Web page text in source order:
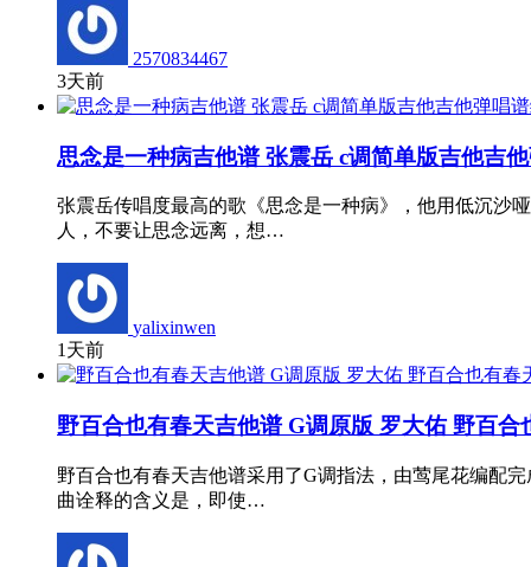
2570834467
3天前
思念是一种病吉他谱 张震岳 c调简单版吉他吉
张震岳传唱度最高的歌《思念是一种病》，他用低沉沙
人，不要让思念远离，想…
yalixinwen
1天前
野百合也有春天吉他谱 G调原版 罗大佑 野百合
野百合也有春天吉他谱采用了G调指法，由莺尾花编配
曲诠释的含义是，即使…